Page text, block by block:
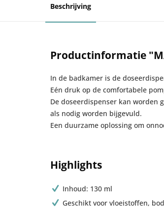
Beschrijving
Productinformatie
In de badkamer is de
Eén druk op de comfortabele
De doseerdispenser kan worden
als nodig worden bijgevuld.
Een duurzame oplossing om
Highlights
Inhoud: 130 ml
Geschikt voor vloeistoffen,